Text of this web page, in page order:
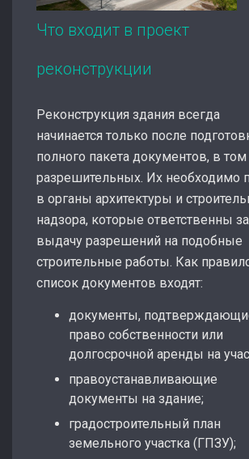
Что входит в проект
реконструкции
Реконструкция здания всегда
начинается только после
полного пакета документов, в том
разрешительных. Их необходимо
в органы архитектуры и
надзора, которые ответственны за
выдачу разрешений на подобные
строительные работы. Как
список документов входят:
документы,
право собственности или
долгосрочной аренды на
правоустанавливающие
документы на здание;
градостроительный план
земельного участка (ГПЗУ);